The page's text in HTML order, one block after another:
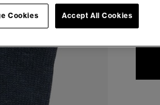
Stock:
Accept All Cookies
Cookies